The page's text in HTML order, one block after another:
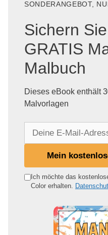
SONDERANGEBOT,
Sichern
GRATIS
Malbuch
Dieses eBook enthält
Malvorlagen
e
Mein
Ich möchte das
Color erhalten.